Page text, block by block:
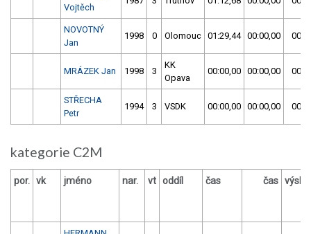
Vojtěch
NOVOTNÝ
Jan
1998 0 Olomouc 01:29,44 00:00,00
MRÁZEK Jan 1998 3
KK
Opava
00:00,00 00:00,00
STŘECHA
Petr
1994 3 VSDK 00:00,00 00:00,00
kategorie C2M
por. vk jméno nar. vt oddíl čas čas